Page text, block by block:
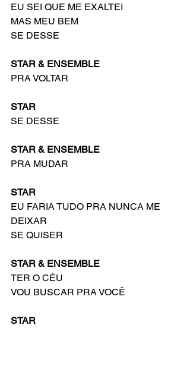
EU SEI QUE ME EXALTEI
MAS MEU BEM
SE DESSE
STAR & ENSEMBLE
PRA VOLTAR
STAR
SE DESSE
STAR & ENSEMBLE
PRA MUDAR
STAR
EU FARIA TUDO PRA NUNCA ME
DEIXAR
SE QUISER
STAR & ENSEMBLE
TER O CÉU
VOU BUSCAR PRA VOCÊ
STAR